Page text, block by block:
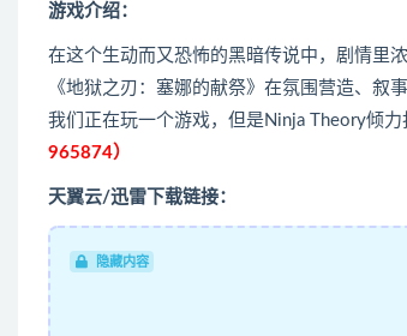
游戏介绍：
在这个生动而又恐怖的黑暗传说中，剧情里
《地狱之刃：塞娜的献祭》在氛围营造、
我们正在玩一个游戏，但是Ninja Theory倾
965874）
天翼云/迅雷下载链接：
隐藏内容